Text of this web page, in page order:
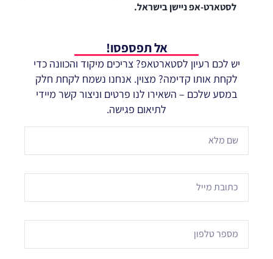
לסטארט-אפ ניישן בישראל.
אל תפספסו!
יש לכם רעיון לסטארטאפ? צריכים מיקוד והכוונה כדי
לקחת אותו קדימה? מצוין. אנחנו נשמח לקחת חלק
במסע שלכם – השאירו לנו פרטים וניצור קשר מיידי
לתיאום פגישה.